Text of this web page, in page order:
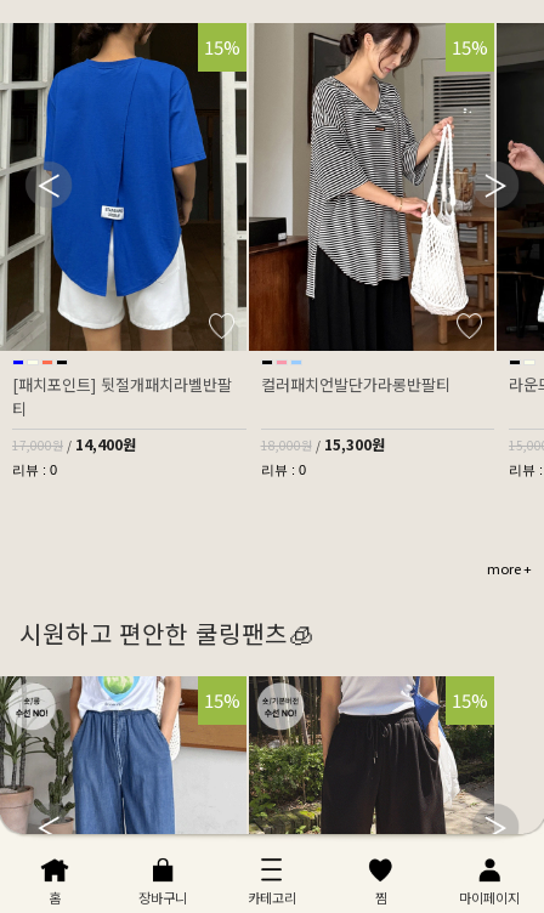
15%
[패치포인트] 뒷절개패치라벨반팔
티
17,000원 / 14,400원
리뷰 : 0
15%
컬러패치언발단가라롱반팔티
18,000원 / 15,300원
리뷰 : 0
라운
리뷰
more +
시원하고 편안한 쿨링팬츠🧊
32%
15% 32%
15%
홈 장바구니 카테고리 찜 마이페이지